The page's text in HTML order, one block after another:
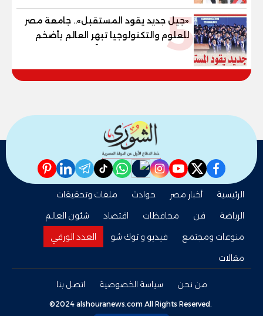
5
«جيل جديد يقود المستقبل».. جامعة مصر
للعلوم والتكنولوجيا تبهر العالم بأضخم
ملحمة تخرج وتصنع جيلًا ذهبيًا يغزو سوق
facebook
twitter
youtube
instagram
nabd
whatsapp
tiktok
telegram
linkedin
pinterest
الرئيسية أخبار مصر حوادث
ملفات وتحقيقات
الرياضة
فن محافظات اقتصاد
شئون العالم
منوعات ومجتمع
فيديو و توك شو
العدد الورقي
مقالات
من نحن سياسة الخصوصية اتصل بنا
©2024 alshouranews.com All Rights Reserved.